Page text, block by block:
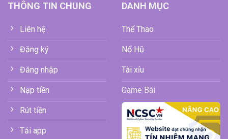
THÔNG TIN CHUNG
Liên hệ
Đăng ký
Đăng nhập
Nạp tiền
Rút tiền
Tải app
DANH MỤC
Thể Thao
Nổ Hũ
Tài xỉu
Game Bài